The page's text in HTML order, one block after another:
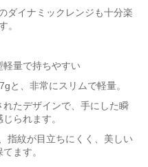
ダイナミックレンジも十分楽
。
量で持ちやすい
と、非常にスリムで軽量。
たデザインで、手にした瞬
られます。
指紋が目立ちにくく、美しい
ます。